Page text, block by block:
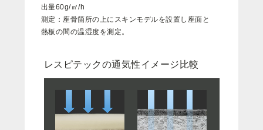
出量60g/㎡/h
測定 ： 座骨箇所の上にスキンモデルを設置し 座面と
熱板の間の温湿度を測定。
レスピテックの通気性イメージ比較